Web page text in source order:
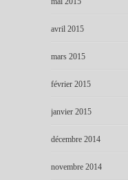
avril 2015
mars 2015
février 2015
janvier 2015
décembre 2014
novembre 2014